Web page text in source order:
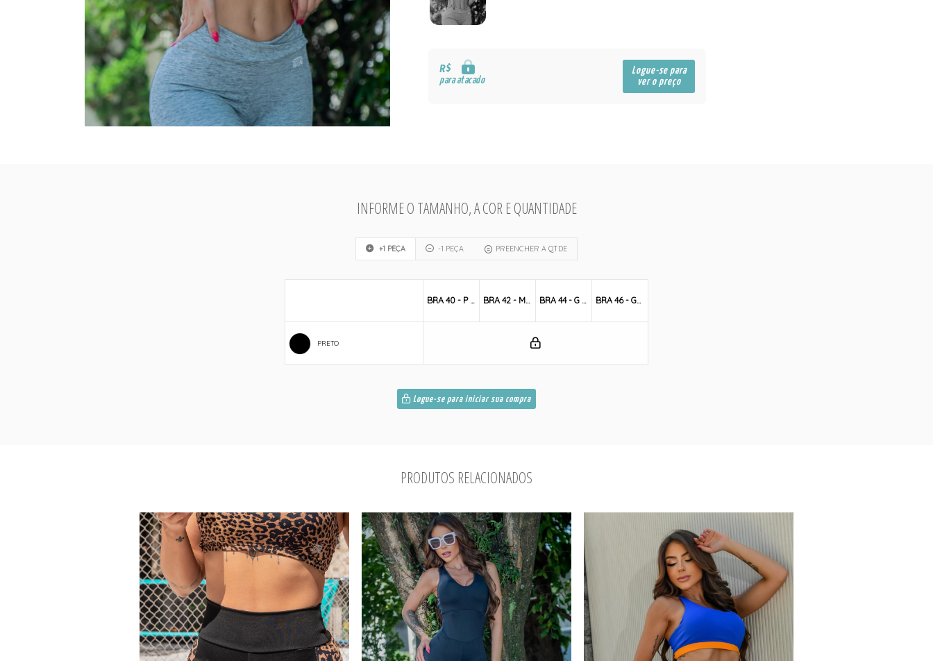
R$
para atacado
Logue-se para
ver o preço
INFORME O TAMANHO, A COR E QUANTIDADE
+1 PEÇA -1 PEÇA PREENCHER A QTDE
PRETO
BRA 40 - P / S BRA 42 - M / M BRA 44 - G / L BRA 46 - GG / XL
Logue-se para iniciar sua compra
PRODUTOS RELACIONADOS